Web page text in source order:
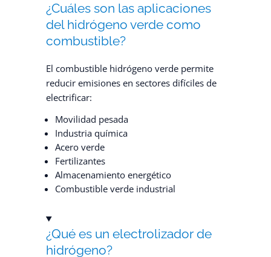
¿Cuáles son las aplicaciones
del hidrógeno verde como
combustible?
El combustible hidrógeno verde permite
reducir emisiones en sectores difíciles de
electrificar:
Movilidad pesada
Industria química
Acero verde
Fertilizantes
Almacenamiento energético
Combustible verde industrial
¿Qué es un electrolizador de
hidrógeno?